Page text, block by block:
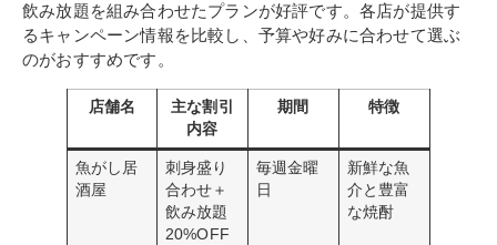
飲み放題を組み合わせたプランが好評です。各店が提供す
るキャンペーン情報を比較し、予算や好みに合わせて選ぶ
のがおすすめです。
店舗名
主な割引
内容
期間 特徴
魚がし居
酒屋
刺身盛り
合わせ＋
飲み放題
20%OFF
毎週金曜
日
新鮮な魚
介と豊富
な焼酎